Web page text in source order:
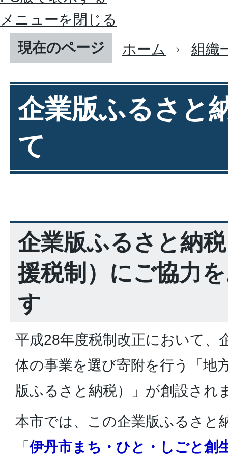
メニューを閉じる
現在のページ
ホーム 組織
企業版ふるさと
て
企業版ふるさと納
援税制）にご協力
す
平成28年度税制改正において、
体の事業を選び寄附を行う「地
版ふるさと納税）」が創設され
本市では、この企業版ふるさと
「伊丹市まち・ひと・しごと創